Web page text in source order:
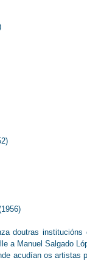
doutras institucións
a Manuel Salgado
acudían os artistas